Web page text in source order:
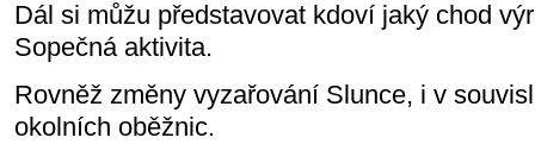
Dál si můžu představovat kdoví jaký chod
Sopečná aktivita.
Rovněž změny vyzařování Slunce, i v
okolních oběžnic.